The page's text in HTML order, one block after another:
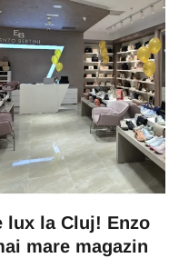
lux la Cluj! Enzo
mare magazin